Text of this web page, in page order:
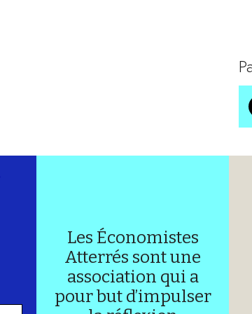
Les Économistes
Atterrés sont une
association qui a
pour but d’impulser